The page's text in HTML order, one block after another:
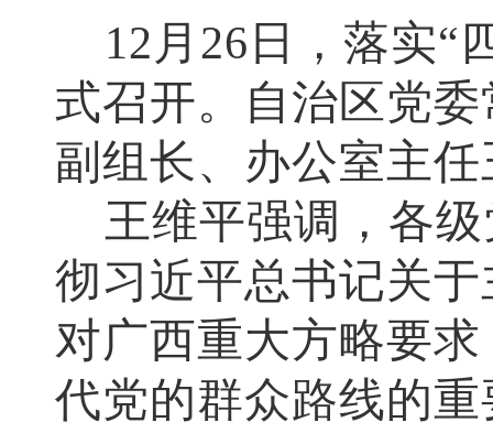
12 月26日，落实“
式召开。自治区党
副组长、办公室主
王维平强调，各
彻习近平总书记关
对广西重大方略要
代党的群众路线的